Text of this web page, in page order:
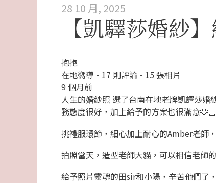
28 10 月, 2025
【凱驛莎婚紗
抱抱
在地嚮導 · 17 則評論 · 15 張相片
9 個月前
人生的婚紗照 選了台南在地老牌凱譯莎
務態度很好，加上給予的方案也很滿意🫶🏻
挑禮服環節，細心加上耐心的Amber老師
拍照當天，造型老師大貓，可以相信老師
給予照片靈魂的田sir和小陽，辛苦他們了